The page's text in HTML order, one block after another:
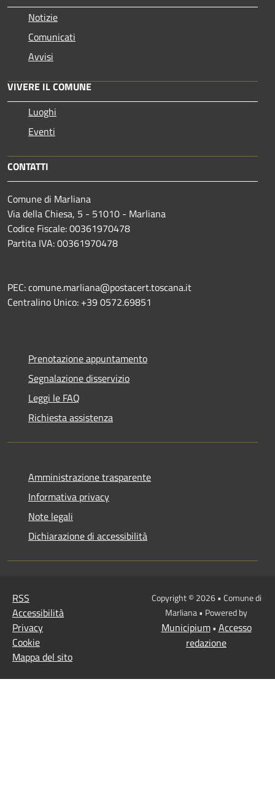
Notizie
Comunicati
Avvisi
VIVERE IL COMUNE
Luoghi
Eventi
CONTATTI
Comune di Marliana
Via della Chiesa, 5 - 51010 - Marliana
Codice Fiscale: 00361970478
Partita IVA: 00361970478
PEC: comune.marliana@postacert.toscana.it
Centralino Unico: +39 0572.69851
Prenotazione appuntamento
Segnalazione disservizio
Leggi le FAQ
Richiesta assistenza
Amministrazione trasparente
Informativa privacy
Note legali
Dichiarazione di accessibilità
RSS
Accessibilità
Privacy
Cookie
Mappa del sito
Copyright © 2026 • Comune di
Marliana • Powered by
Municipium• Accesso
redazione